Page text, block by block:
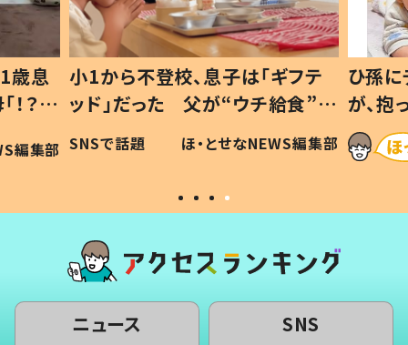
歳息
？」
編集部
小1から不登校、息子は「ギフテ
ッド」だった 父が“ウチ給食”を
作り続ける理由とは #令和の親
#令和の子
SNSで話題 ほ・とせなNEWS編集部
ひ孫
が、
「涙が
い」
ニュース SNS